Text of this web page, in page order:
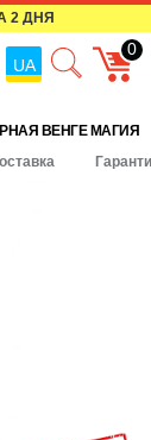
2 ДНЯ
UA
0
ВЕНГЕ МАГИЯ